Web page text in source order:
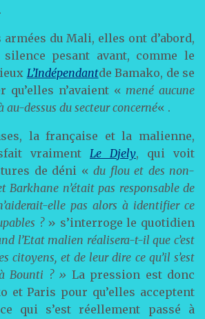
du Mali, elles ont d’abord,
pesant avant, comme le
L’Indépendantde Bamako, de se
qu’elles n’avaient « mené aucune
dessus du secteur concerné« .
la française et la malienne,
vraiment Le Djely, qui voit
de déni « du flou et des non-
Barkhane n’était pas responsable de
elle pas alors à identifier ce
?» s’interroge le quotidien
l’Etat malien réalisera-t-il que c’est
citoyens, et de leur dire ce qu’il s’est
Bounti ? » La pression est donc
et Paris pour qu’elles acceptent
qui s’est réellement passé à